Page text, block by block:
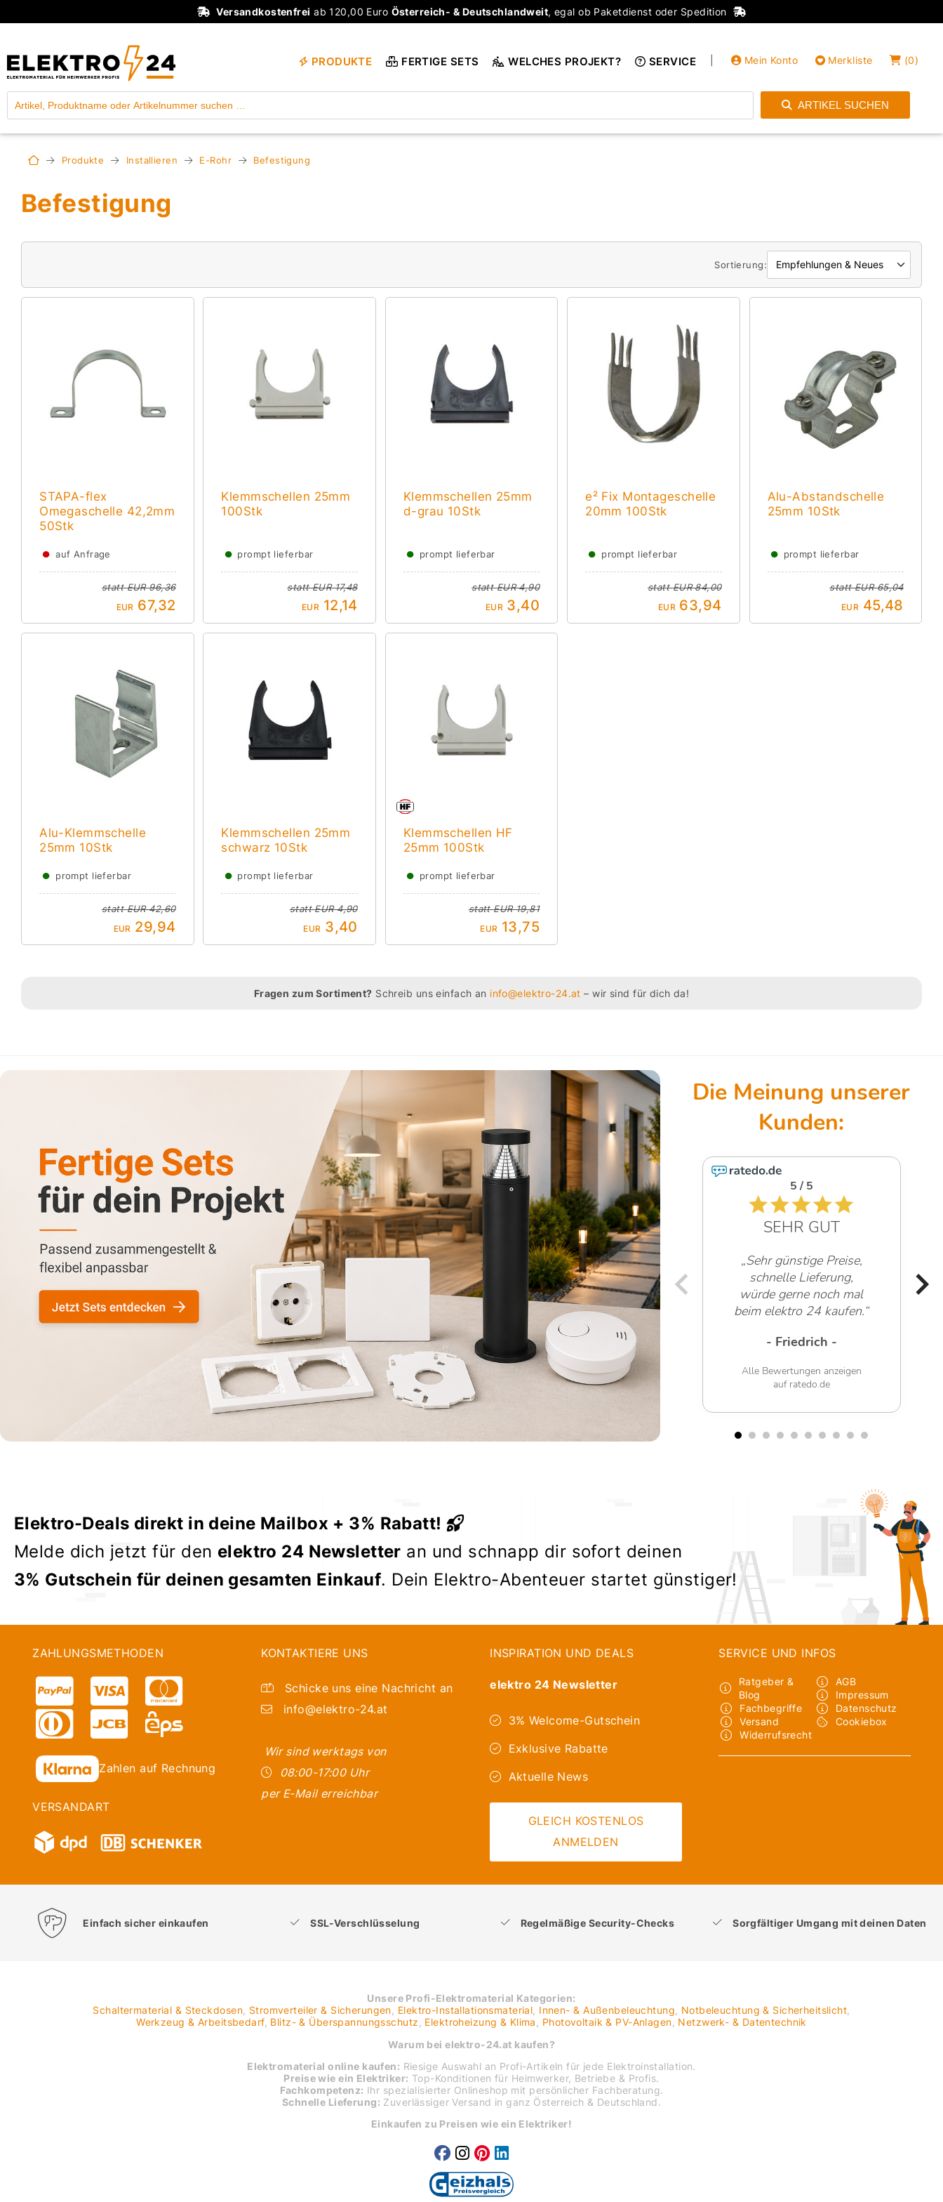
Versandkostenfrei ab 120,00 Euro Österreich- & Deutschlandweit, egal ob Paketdienst oder Spedition
Mein Konto
Einloggen
Merkliste (0)
PRODUKTE FERTIGE SETS WELCHES PROJEKT? SERVICE
ARTIKEL SUCHEN
Produkte Installieren E-Rohr Befestigung
Befestigung
Sortierung:
STAPA-flex
Omegaschelle 42,2mm
50Stk
● auf Anfrage
stattEUR 96,36
EUR 67,32
Klemmschellen 25mm
100Stk
● prompt lieferbar
stattEUR 17,48
EUR 12,14
Klemmschellen 25mm
d-grau 10Stk
● prompt lieferbar
stattEUR 4,90
EUR 3,40
e² Fix Montageschelle
20mm 100Stk
● prompt lieferbar
stattEUR 84,00
EUR63,94
Alu-Abstandschelle
25mm 10Stk
● prompt lieferbar
stattEUR 65,04
EUR 45,48
Alu-Klemmschelle
25mm 10Stk
● prompt lieferbar
stattEUR 42,60
EUR 29,94
Klemmschellen 25mm
schwarz 10Stk
● prompt lieferbar
stattEUR 4,90
EUR 3,40
Klemmschellen HF
25mm 100Stk
● prompt lieferbar
stattEUR 19,81
EUR 13,75
Fragen zum Sortiment? Schreib uns einfach an info@elektro-24.at – wir sind für dich da!
5 / 5
SEHR GUT
„Sehr günstige Preise,
schnelle Lieferung,
würde gerne noch mal
beim elektro 24 kaufen.“
- Friedrich -
Alle Bewertungen anzeigen
auf ratedo.de
Elektro-Deals direkt in deine Mailbox + 3% Rabatt!
Melde dich jetzt für den elektro 24 Newsletter an und schnapp dir sofort deinen
3% Gutschein für deinen gesamten Einkauf. Dein Elektro-Abenteuer startet günstiger!
ZAHLUNGSMETHODEN
Zahlen auf Rechnung
VERSANDART
KONTAKTIERE UNS
Schicke uns eine Nachricht an
info@elektro-24.at
Wir sind werktags von
08:00-17:00 Uhr
per E-Mail erreichbar
INSPIRATION UND DEALS
elektro 24 Newsletter
3% Welcome-Gutschein
Exklusive Rabatte
Aktuelle News
GLEICH KOSTENLOS
ANMELDEN
SERVICE UND INFOS
Ratgeber &
Blog
Fachbegriffe
Versand
Widerrufsrecht
AGB
Impressum
Datenschutz
Cookiebox
Einfach sicher einkaufen SSL-Verschlüsselung Regelmäßige Security-Checks Sorgfältiger Umgang mit deinen Daten
Unsere Profi-Elektromaterial Kategorien:
Schaltermaterial & Steckdosen, Stromverteiler & Sicherungen Elektro-Installationsmaterial Innen- & Außenbeleuchtung Notbeleuchtung & Sicherheitslicht
Werkzeug & Arbeitsbedarf, Blitz- & Überspannungsschutz Elektroheizung & Klima Photovoltaik & PV-Anlagen Netzwerk- & Datentechnik
Warum bei elektro-24.at kaufen?
Elektromaterial online kaufen: Riesige Auswahl an Profi-Artikeln für jede Elektroinstallation.
Preise wie ein Elektriker: Top-Konditionen für Heimwerker, Betriebe & Profis.
Fachkompetenz: Ihr spezialisierter Onlineshop mit persönlicher Fachberatung.
Schnelle Lieferung: Zuverlässiger Versand in ganz Österreich & Deutschland.
Einkaufen zu Preisen wie ein Elektriker!